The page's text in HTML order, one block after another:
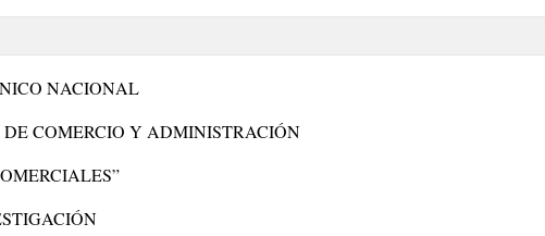
NACIONAL
DE COMERCIO Y ADMINISTRACIÓN